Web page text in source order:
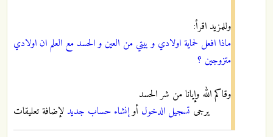
وللمزيد اقرأ:
ماذا افعل لحماية اولادي و بيتي من العين و الحسد مع العلم ان اولادي
متزوجين ؟
وقاكم الله وإيانا من شر الحسد
يرجى تسجيل الدخول أوإنشاء حساب جديد لإضافة تعليقات